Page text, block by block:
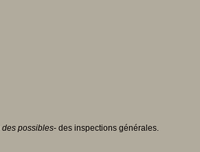
des possibles- des inspections générales.